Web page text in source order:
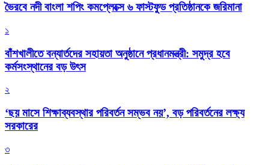
ভৈরবে নদী বাংলা শপিং কমপ্লেক্সে ৬ ফাস্টফুড প্রতিষ্ঠানকে জরিমানা
১
বাঁশখালীতে বন্যার্তদের সহায়তা অনুষ্ঠানে প্রধানমন্ত্রী: সমুদ্র হবে
কর্মসংস্থানের বড় উৎস
২
‘ছয় মাসে শিক্ষাব্যবস্থার পরিবর্তন সম্ভব নয়’, বড় পরিবর্তনের লক্ষ্য
সরকারের
৩